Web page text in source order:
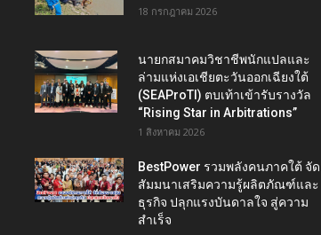
18 กรกฎาคม 2026
นายกสมาคมวิชาชีพนักแปลและ
ล่ามแห่งเอเชียตะวันออกเฉียงใต้
(SEAProTI) ตบเท้าเข้ารับรางวัล
“Rising Star in Arbitrations”
1 สิงหาคม 2026
BestPower รวมพลังคนภาคใต้ จัด
สัมมนาเสริมความรู้ผลิตภัณฑ์และ
ธุรกิจ ปลุกแรงบันดาลใจ สู่ความ
สำเร็จ